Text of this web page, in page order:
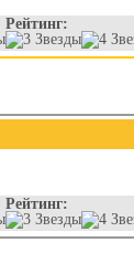
Рейтинг:
Рейтинг: